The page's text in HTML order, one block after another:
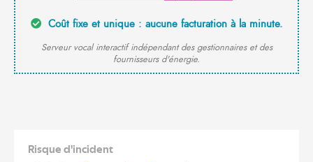
Coût fixe et unique : aucune facturation à la minute.
Serveur vocal interactif indépendant des gestionnaires et des
fournisseurs d'énergie.
Risque d'incident